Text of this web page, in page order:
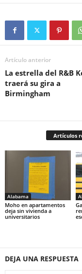
Artículo anterior
La estrella del R&B
traerá su gira a
Birmingham
Artículos
Alabama
Moho en apartamentos
deja sin vivienda a
universitarios
DEJA UNA RESPUESTA